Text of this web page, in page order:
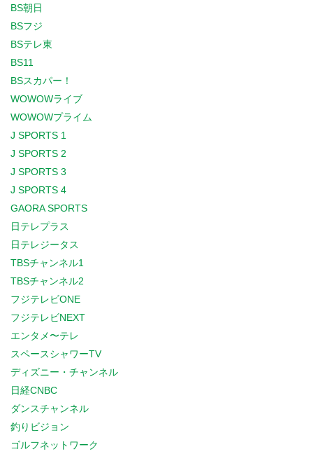
BS朝日
BSフジ
BSテレ東
BS11
BSスカパー！
WOWOWライブ
WOWOWプライム
J SPORTS 1
J SPORTS 2
J SPORTS 3
J SPORTS 4
GAORA SPORTS
日テレプラス
日テレジータス
TBSチャンネル1
TBSチャンネル2
フジテレビONE
フジテレビNEXT
エンタメ〜テレ
スペースシャワーTV
ディズニー・チャンネル
日経CNBC
ダンスチャンネル
釣りビジョン
ゴルフネットワーク